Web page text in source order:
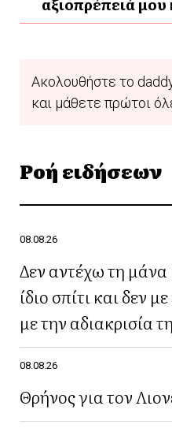
Ακολουθήστε το
και μάθετε πρώτοι
Ροή ειδήσεων
08.08.26
Δεν αντέχω τη
ίδιο σπίτι και δεν
με την αδιακρισία
08.08.26
Θρήνος για τον